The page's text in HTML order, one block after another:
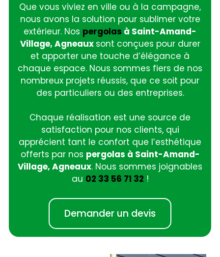
Que vous viviez en ville ou à la campagne,
nous avons la solution pour sublimer votre
extérieur. Nos pergolas à Saint-Amand-
Village, Agneaux sont conçues pour durer
et apporter une touche d’élégance à
chaque espace. Nous sommes fiers de nos
nombreux projets réussis, que ce soit pour
des particuliers ou des entreprises.
Chaque réalisation est une source de
satisfaction pour nos clients, qui
apprécient tant le confort que l’esthétique
offerts par nos pergolas à Saint-Amand-
Village, Agneaux. Nous sommes joignables
au 02 33 56 71 32 !
Demander un devis